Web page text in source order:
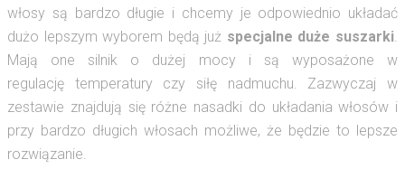
włosy są bardzo długie i chcemy je odpowiednio układać
dużo lepszym wyborem będą już specjalne duże suszarki.
Mają one silnik o dużej mocy i są wyposażone w
regulację temperatury czy siłę nadmuchu. Zazwyczaj w
zestawie znajdują się różne nasadki do układania włosów i
przy bardzo długich włosach możliwe, że będzie to lepsze
rozwiązanie.